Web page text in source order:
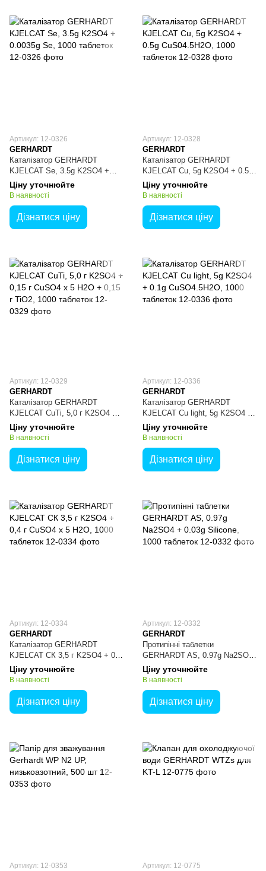
Артикул: 12-0326
GERHARDT
Каталізатор GERHARDT
KJELCAT Se, 3.5g K2SO4 +
0.0035g Se, 1000 таблеток
Ціну уточнюйте
В наявності
Дізнатися ціну
Артикул: 12-0328
GERHARDT
Каталізатор GERHARDT
KJELCAT Cu, 5g K2SO4 + 0.5g
CuS04.5H2O, 1000 таблеток
Ціну уточнюйте
В наявності
Дізнатися ціну
Артикул: 12-0329
GERHARDT
Каталізатор GERHARDT
KJELCAT CuTi, 5,0 г K2SO4 +
0,15 г CuSO4 x 5 H2O + 0,15 г
TiO2, 1000 таблеток
Ціну уточнюйте
В наявності
Дізнатися ціну
Артикул: 12-0336
GERHARDT
Каталізатор GERHARDT
KJELCAT Cu light, 5g K2SO4 +
0.1g CuSO4.5H2O, 1000
таблеток
Ціну уточнюйте
В наявності
Дізнатися ціну
Артикул: 12-0334
GERHARDT
Каталізатор GERHARDT
KJELCAT СК 3,5 г K2SO4 + 0,4
г CuSO4 x 5 H2O, 1000
таблеток
Ціну уточнюйте
В наявності
Дізнатися ціну
Артикул: 12-0332
GERHARDT
Протипінні таблетки
GERHARDT AS, 0.97g Na2SO4
+ 0.03g Silicone, 1000 таблеток
Ціну уточнюйте
В наявності
Дізнатися ціну
Артикул: 12-0353 Артикул: 12-0775